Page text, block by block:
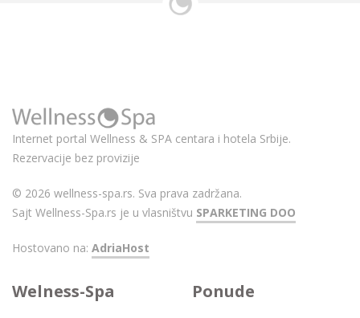
Internet portal Wellness & SPA centara i hotela Srbije.
Rezervacije bez provizije
© 2026 wellness-spa.rs. Sva prava zadržana.
Sajt Wellness-Spa.rs je u vlasništvu SPARKETING DOO
Hostovano na: AdriaHost
Welness-Spa Ponude